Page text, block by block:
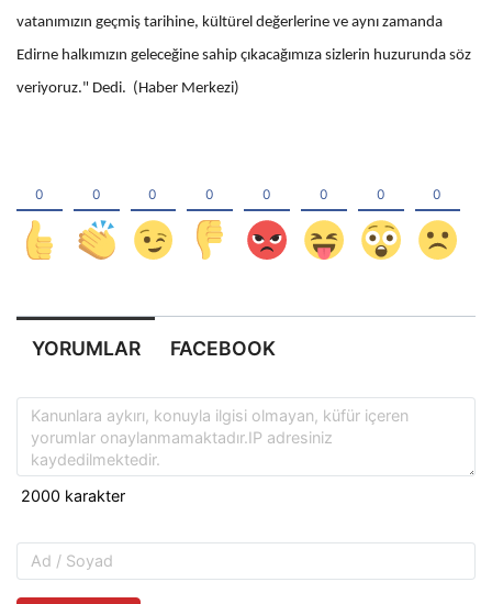
vatanımızın geçmiş tarihine, kültürel değerlerine ve aynı zamanda
Edirne halkımızın geleceğine sahip çıkacağımıza sizlerin huzurunda söz
veriyoruz." Dedi. (Haber Merkezi)
YORUMLAR FACEBOOK